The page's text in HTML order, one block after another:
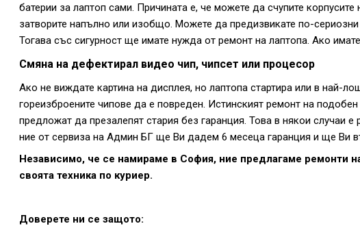
батерии за лаптоп сами. Причината е, че можете да счупите
затворите напълно или изобщо. Можете да предизвикате по-
Тогава със сигурност ще имате нужда от ремонт на лаптопа. Ако
Смяна на дефектирал видео чип, чипсет или процесор
Ако не виждате картина на дисплея, но лаптопа стартира или в най-
гореизброените чипове да е повреден. Истинският ремонт на
предложат да презалепят стария без гаранция. Това в някои случаи
ние от сервиза на Админ БГ ще Ви дадем 6 месеца гаранция и ще Ви
Независимо, че се намираме в София, ние предлагаме ремонти
своята техника по куриер.
Доверете ни се защото: